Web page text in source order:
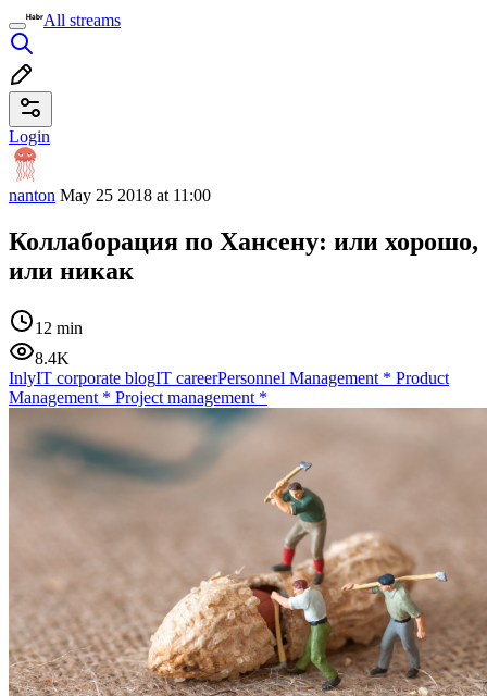
All streams
Login
nanton May 25 2018 at 11:00
Коллаборация по Хансену: или хорошо,
или никак
12 min
8.4K
InlyIT corporate blogIT careerPersonnel Management * Product
Management * Project management *